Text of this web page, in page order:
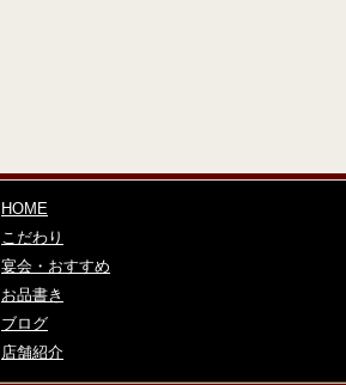
HOME
こだわり
宴会・おすすめ
お品書き
ブログ
店舗紹介